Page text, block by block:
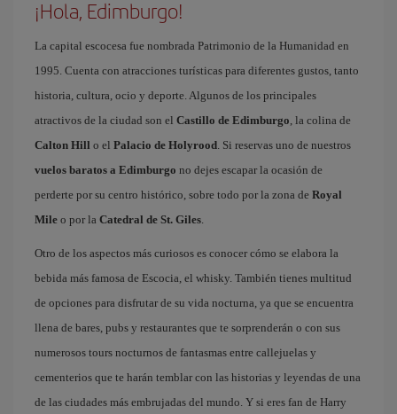
¡Hola, Edimburgo!
La capital escocesa fue nombrada Patrimonio de la Humanidad en
1995. Cuenta con atracciones turísticas para diferentes gustos, tanto
historia, cultura, ocio y deporte. Algunos de los principales
atractivos de la ciudad son el Castillo de Edimburgo, la colina de
Calton Hill o el Palacio de Holyrood. Si reservas uno de nuestros
vuelos baratos a Edimburgo no dejes escapar la ocasión de
perderte por su centro histórico, sobre todo por la zona de Royal
Mile o por la Catedral de St. Giles.
Otro de los aspectos más curiosos es conocer cómo se elabora la
bebida más famosa de Escocia, el whisky. También tienes multitud
de opciones para disfrutar de su vida nocturna, ya que se encuentra
llena de bares, pubs y restaurantes que te sorprenderán o con sus
numerosos tours nocturnos de fantasmas entre callejuelas y
cementerios que te harán temblar con las historias y leyendas de una
de las ciudades más embrujadas del mundo. Y si eres fan de Harry